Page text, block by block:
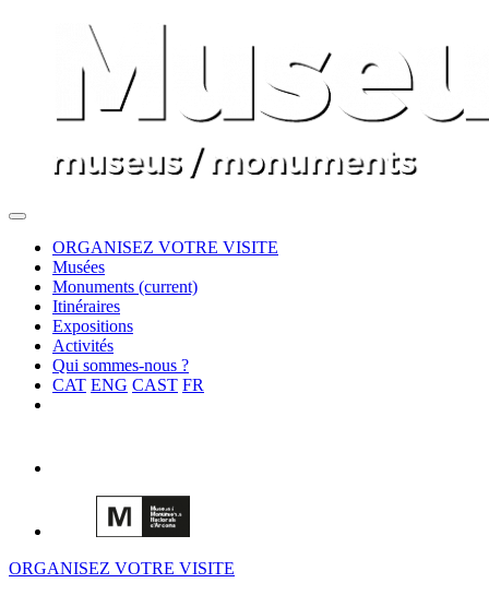
ORGANISEZ VOTRE VISITE
Musées
Monuments (current)
Itinéraires
Expositions
Activités
Qui sommes-nous ?
CAT ENG CAST FR
ORGANISEZ VOTRE VISITE